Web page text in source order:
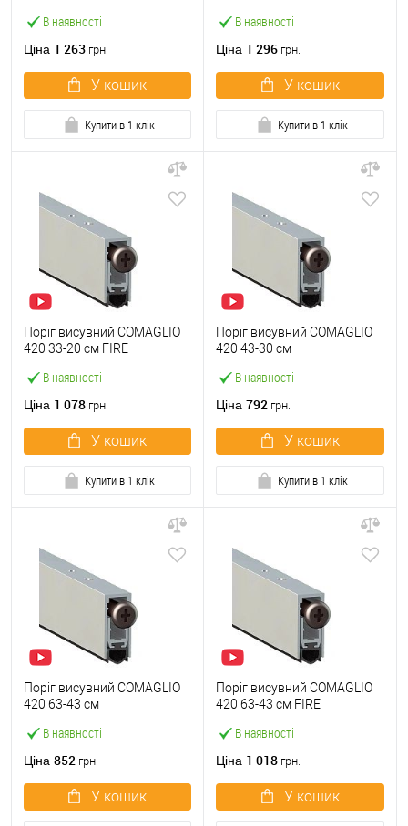
В наявності
Ціна 1 263 грн.
У кошик
Купити в 1 клік
В наявності
Ціна 1 296 грн.
У кошик
Купити в 1 клік
В наявності
Поріг висувний COMAGLIO
420 33-20 см FIRE
Ціна 1 078 грн.
У кошик
Купити в 1 клік
В наявності
Поріг висувний COMAGLIO
420 43-30 см
Ціна 792 грн.
У кошик
Купити в 1 клік
В наявності
Поріг висувний COMAGLIO
420 63-43 см
Ціна 852 грн.
У кошик
В наявності
Поріг висувний COMAGLIO
420 63-43 см FIRE
Ціна 1 018 грн.
У кошик